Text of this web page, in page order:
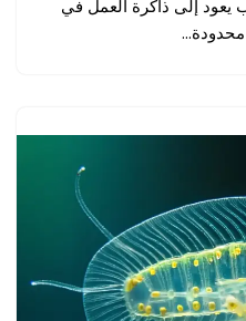
يعود إلى ذاكرة العمل في
محدودة…